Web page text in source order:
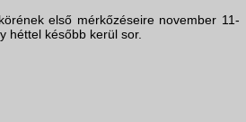
első mérkőzéseire november 11-
héttel később kerül sor.